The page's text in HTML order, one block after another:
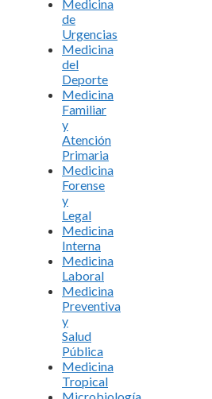
Medicina
de
Urgencias
Medicina
del
Deporte
Medicina
Familiar
y
Atención
Primaria
Medicina
Forense
y
Legal
Medicina
Interna
Medicina
Laboral
Medicina
Preventiva
y
Salud
Pública
Medicina
Tropical
Microbiología